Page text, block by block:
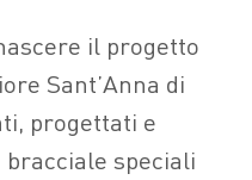
il progetto
Sant’Anna di
progettati e
speciali